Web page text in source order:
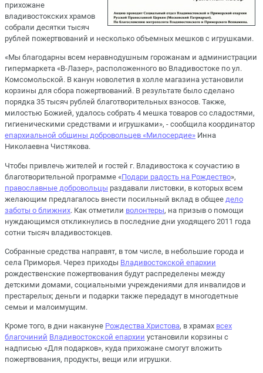
прихожане
владивостокских храмов
собрали десятки тысяч
рублей пожертвований и несколько объемных мешков с игрушками.
«Мы благодарны всем неравнодушным горожанам и администрации
гипермаркета «В-Лазер», расположенного во Владивостоке по ул.
Комсомольской. В канун новолетия в холле магазина установили
корзины для сбора пожертвований. В результате было сделано
порядка 35 тысяч рублей благотворительных взносов. Также,
милостью Божией, удалось собрать 4 мешка товаров со сладостями,
гигиеническими средствами и игрушками», - сообщила координатор
епархиальной общины добровольцев «Милосердие» Инна
Николаевна Чистякова.
Чтобы привлечь жителей и гостей г. Владивостока к соучастию в
благотворительной программе «Подари радость на Рождество»,
православные добровольцы раздавали листовки, в которых всем
желающим предлагалось внести посильный вклад в общее дело
заботы о ближних. Как отметили волонтеры, на призыв о помощи
нуждающимся откликнулись в последние дни уходящего 2011 года
сотни тысяч владивостокцев.
Собранные средства направят, в том числе, в небольшие города и
села Приморья. Через приходы Владивостокской епархии
рождественские пожертвования будут распределены между
детскими домами, социальными учреждениями для инвалидов и
престарелых; деньги и подарки также передадут в многодетные
семьи и малоимущим.
Кроме того, в дни накануне Рождества Христова, в храмах всех
благочиний Владивостокской епархии установили корзины с
надписью «Для подарков», куда прихожане смогут вложить
пожертвования, продукты, вещи или игрушки.